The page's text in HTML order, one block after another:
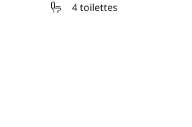
4 toilettes